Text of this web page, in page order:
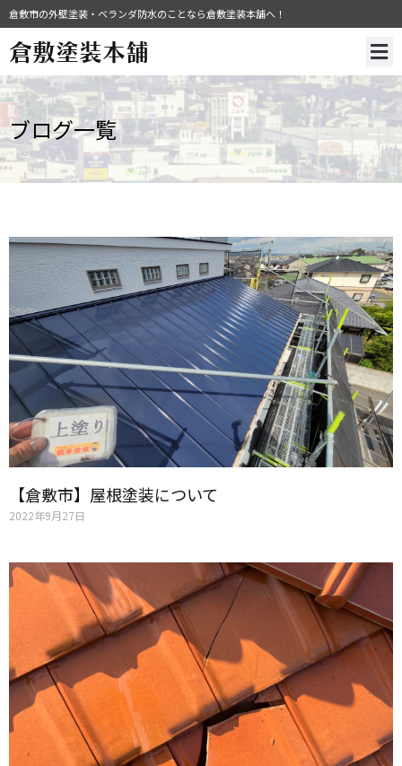
倉敷市の外壁塗装・ベランダ防水のことなら倉敷塗装本舗へ！
倉敷塗装本舗
ブログ一覧
【倉敷市】屋根塗装について
2022年9月27日